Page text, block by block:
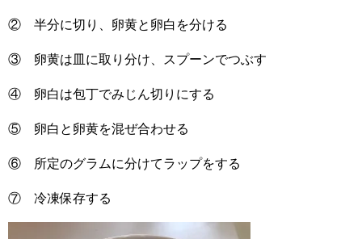
② 半分に切り、卵黄と卵白を分ける
③ 卵黄は皿に取り分け、スプーンでつぶす
④ 卵白は包丁でみじん切りにする
⑤ 卵白と卵黄を混ぜ合わせる
⑥ 所定のグラムに分けてラップをする
⑦ 冷凍保存する